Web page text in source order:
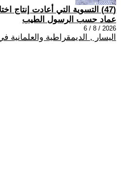
(47) التسوية التي أعادت إنتاج اختلال القوة
عماد حسب الرسول الطيب
2026 / 8 / 6
اليسار , الديمقراطية